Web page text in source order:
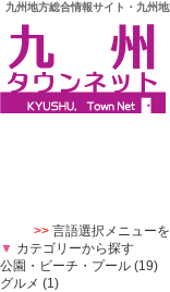
九州地方総合情報サイト・九州
>>言語選択メニュー
▼ カテゴリーから探す
公園・ビーチ・プール (19)
グルメ (1)